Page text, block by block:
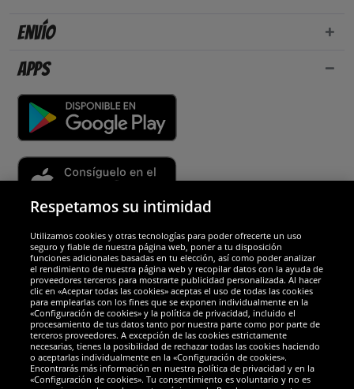
Envío
Apps
Socios y seguridad
Galardones
Respetamos su intimidad
Utilizamos cookies y otras tecnologías para poder ofrecerte un uso
seguro y fiable de nuestra página web, poner a tu disposición
funciones adicionales basadas en tu elección, así como poder analizar
el rendimiento de nuestra página web y recopilar datos con la ayuda de
proveedores terceros para mostrarte publicidad personalizada. Al hacer
clic en «Aceptar todas las cookies» aceptas el uso de todas las cookies
para emplearlas con los fines que se exponen individualmente en la
«Configuración de cookies» y la política de privacidad, incluido el
procesamiento de tus datos tanto por nuestra parte como por parte de
terceros proveedores. A excepción de las cookies estrictamente
necesarias, tienes la posibilidad de rechazar todas las cookies haciendo
o aceptarlas individualmente en la «Configuración de cookies».
Encontrarás más información en nuestra política de privacidad y en la
«Configuración de cookies». Tu consentimiento es voluntario y no es